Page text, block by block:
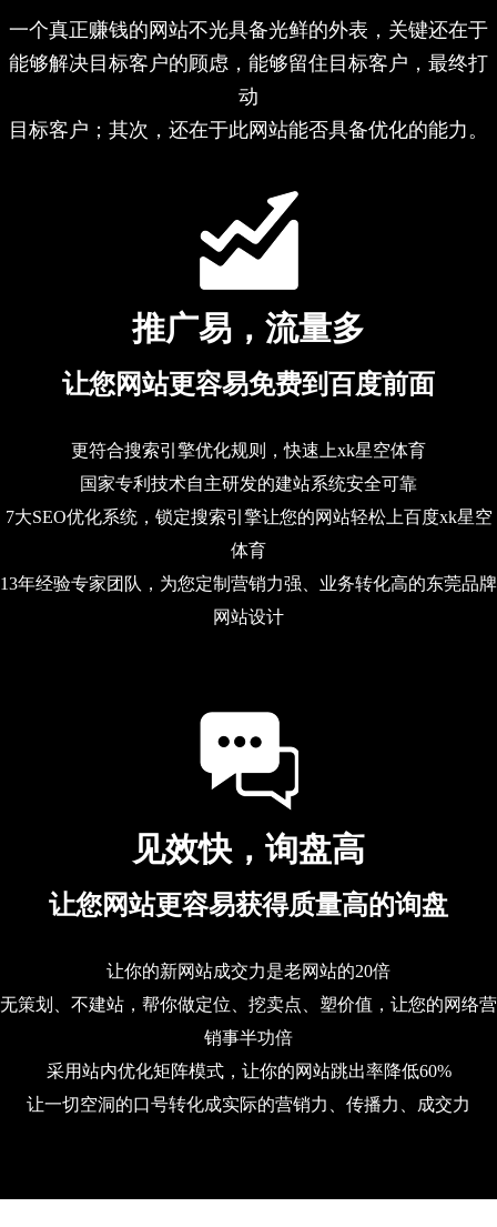
一个真正赚钱的网站不光具备光鲜的外表，关键还在于
能够解决目标客户的顾虑，能够留住目标客户，最终打
动
目标客户；其次，还在于此网站能否具备优化的能力。
推广易，流量多
让您网站更容易免费到百度前面
更符合搜索引擎优化规则，快速上xk星空体育
国家专利技术自主研发的建站系统安全可靠
7大SEO优化系统，锁定搜索引擎让您的网站轻松上百度xk星空
体育
13年经验专家团队，为您定制营销力强、业务转化高的东莞品牌
网站设计
见效快，询盘高
让您网站更容易获得质量高的询盘
让你的新网站成交力是老网站的20倍
无策划、不建站，帮你做定位、挖卖点、塑价值，让您的网络营
销事半功倍
采用站内优化矩阵模式，让你的网站跳出率降低60%
让一切空洞的口号转化成实际的营销力、传播力、成交力